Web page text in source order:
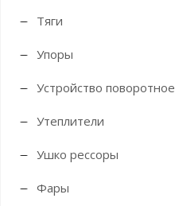
Тяги
Упоры
Устройство поворотное
Утеплители
Ушко рессоры
Фары